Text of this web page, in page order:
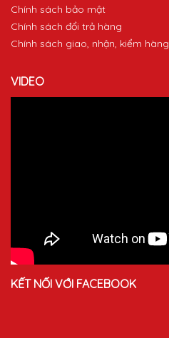
Chính sách bảo mật
Chính sách đổi trả hàng
Chính sách giao, nhận, kiểm hàng
VIDEO
KẾT NỐI VỚI FACEBOOK